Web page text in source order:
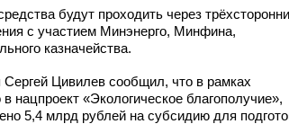
будут проходить через
с участием Минэнерго, Минфина,
казначейства.
Сергей Цивилев сообщил, что в рамках
нацпроект «Экологическое благополучие»,
5,4 млрд рублей на субсидию для